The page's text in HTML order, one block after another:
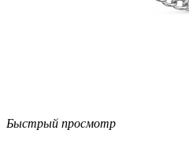
Быстрый просмотр